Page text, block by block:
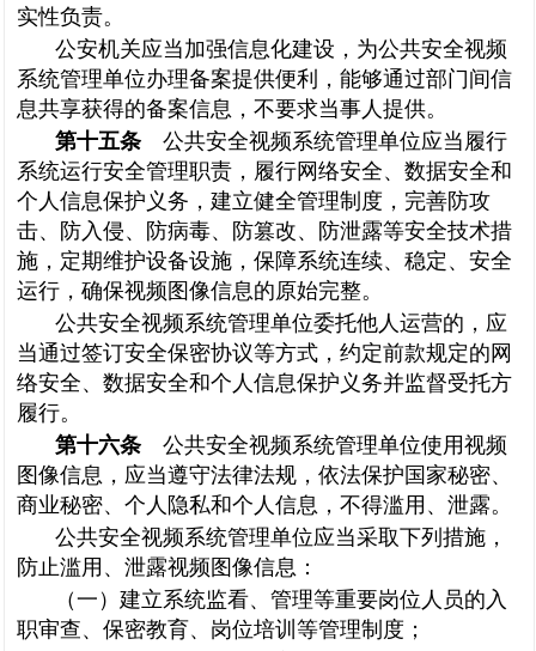
实性负责。
公安机关应当加强信息化建设，为公共安全视频
系统管理单位办理备案提供便利，能够通过部门间信
息共享获得的备案信息，不要求当事人提供。
第十五条 公共安全视频系统管理单位应当履行
系统运行安全管理职责，履行网络安全、数据安全和
个人信息保护义务，建立健全管理制度，完善防攻
击、防入侵、防病毒、防篡改、防泄露等安全技术措
施，定期维护设备设施，保障系统连续、稳定、安全
运行，确保视频图像信息的原始完整。
公共安全视频系统管理单位委托他人运营的，应
当通过签订安全保密协议等方式，约定前款规定的网
络安全、数据安全和个人信息保护义务并监督受托方
履行。
第十六条 公共安全视频系统管理单位使用视频
图像信息，应当遵守法律法规，依法保护国家秘密、
商业秘密、个人隐私和个人信息，不得滥用、泄露。
公共安全视频系统管理单位应当采取下列措施，
防止滥用、泄露视频图像信息：
（一）建立系统监看、管理等重要岗位人员的入
职审查、保密教育、岗位培训等管理制度；